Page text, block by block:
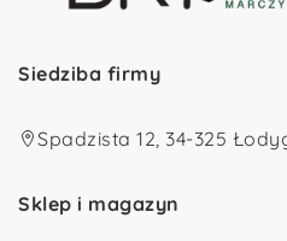
Siedziba firmy
Spadzista 12, 34-325
Sklep i magazyn